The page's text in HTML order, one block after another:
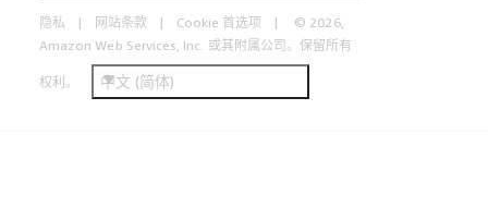
隐私 网站条款 Cookie 首选项
© 2026,
Amazon Web Services, Inc. 或其附属公司。保留所有
权利。 中文 (简体)